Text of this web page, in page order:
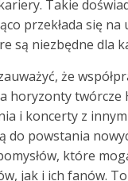
Takie
przekłada się
są niezbędne dla
że
horyzonty twórcze
i koncerty z
do powstania
które
jak i ich fanów.